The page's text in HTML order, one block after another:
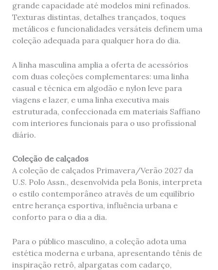
grande capacidade até modelos mini refinados.
Texturas distintas, detalhes trançados, toques
metálicos e funcionalidades versáteis definem uma
coleção adequada para qualquer hora do dia.
A linha masculina amplia a oferta de acessórios
com duas coleções complementares: uma linha
casual e técnica em algodão e nylon leve para
viagens e lazer, e uma linha executiva mais
estruturada, confeccionada em materiais Saffiano
com interiores funcionais para o uso profissional
diário.
Coleção de calçados
A coleção de calçados Primavera/Verão 2027 da
U.S. Polo Assn., desenvolvida pela Bonis, interpreta
o estilo contemporâneo através de um equilíbrio
entre herança esportiva, influência urbana e
conforto para o dia a dia.
Para o público masculino, a coleção adota uma
estética moderna e urbana, apresentando tênis de
inspiração retrô, alpargatas com cadarço,